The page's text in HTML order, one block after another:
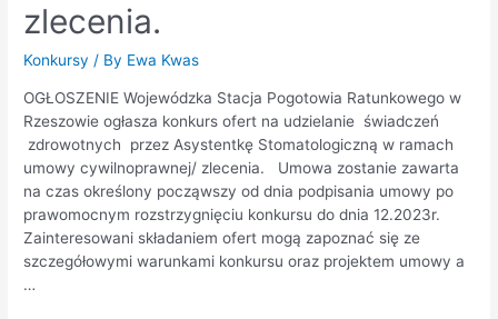
zlecenia.
Konkursy / By Ewa Kwas
OGŁOSZENIE Wojewódzka Stacja Pogotowia Ratunkowego w
Rzeszowie ogłasza konkurs ofert na udzielanie świadczeń
zdrowotnych przez Asystentkę Stomatologiczną w ramach
umowy cywilnoprawnej/ zlecenia. Umowa zostanie zawarta
na czas określony począwszy od dnia podpisania umowy po
prawomocnym rozstrzygnięciu konkursu do dnia 12.2023r.
Zainteresowani składaniem ofert mogą zapoznać się ze
szczegółowymi warunkami konkursu oraz projektem umowy a
…